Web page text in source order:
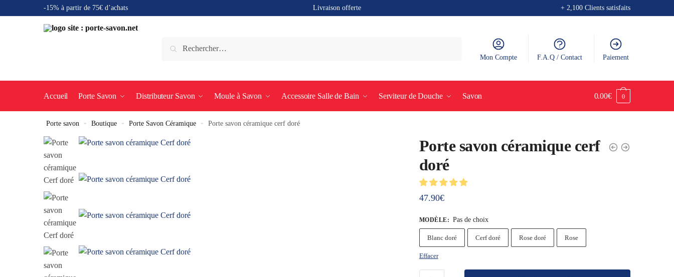
-15% à partir de 75€ d’achats Livraison offerte + 2,100 Clients satisfaits
Mon Compte F.A.Q / Contact Paiement
Accueil Porte Savon Distributeur Savon Moule à Savon Accessoire Salle de Bain Serviteur de Douche Savon 0.00€ 0
Porte savon » Boutique » Porte Savon Céramique » Porte savon céramique cerf doré
Porte savon céramique cerf
doré
47.90€
MODÈLE: Pas de choix
Blanc doré Cerf doré Rose doré Rose
Effacer